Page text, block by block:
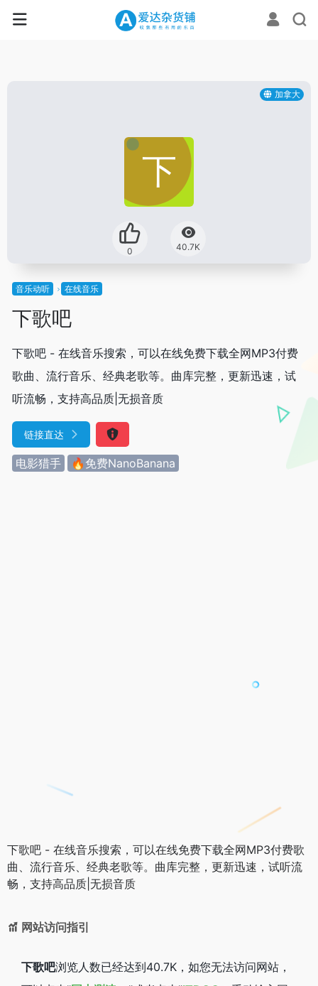
加拿大
0 40.7K
音乐动听 在线音乐
下歌吧
下歌吧 - 在线音乐搜索，可以在线免费下载全网MP3付费
歌曲、流行音乐、经典老歌等。曲库完整，更新迅速，试
听流畅，支持高品质|无损音质
链接直达
电影猎手 🔥免费NanoBanana
下歌吧 - 在线音乐搜索，可以在线免费下载全网MP3付费歌
曲、流行音乐、经典老歌等。曲库完整，更新迅速，试听流
畅，支持高品质|无损音质
网站访问指引
下歌吧浏览人数已经达到40.7K，如您无法访问网站，